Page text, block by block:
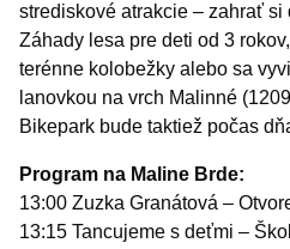
strediskové atrakcie – zahrať si
Záhady lesa pre deti od 3
terénne kolobežky alebo sa
lanovkou na vrch Malinné
Bikepark bude taktiež počas
Program na Maline Brde:
13:00 Zuzka Granátová –
13:15 Tancujeme s deťmi –